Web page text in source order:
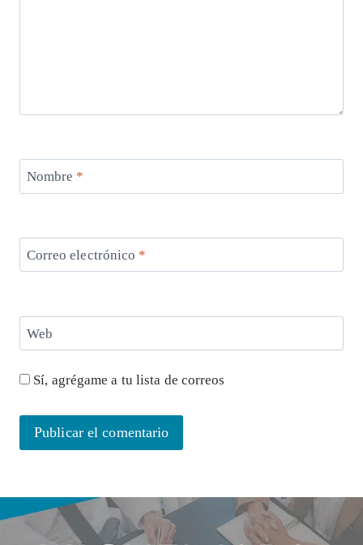
Nombre *
Correo electrónico *
Web
Sí, agrégame a tu lista de correos